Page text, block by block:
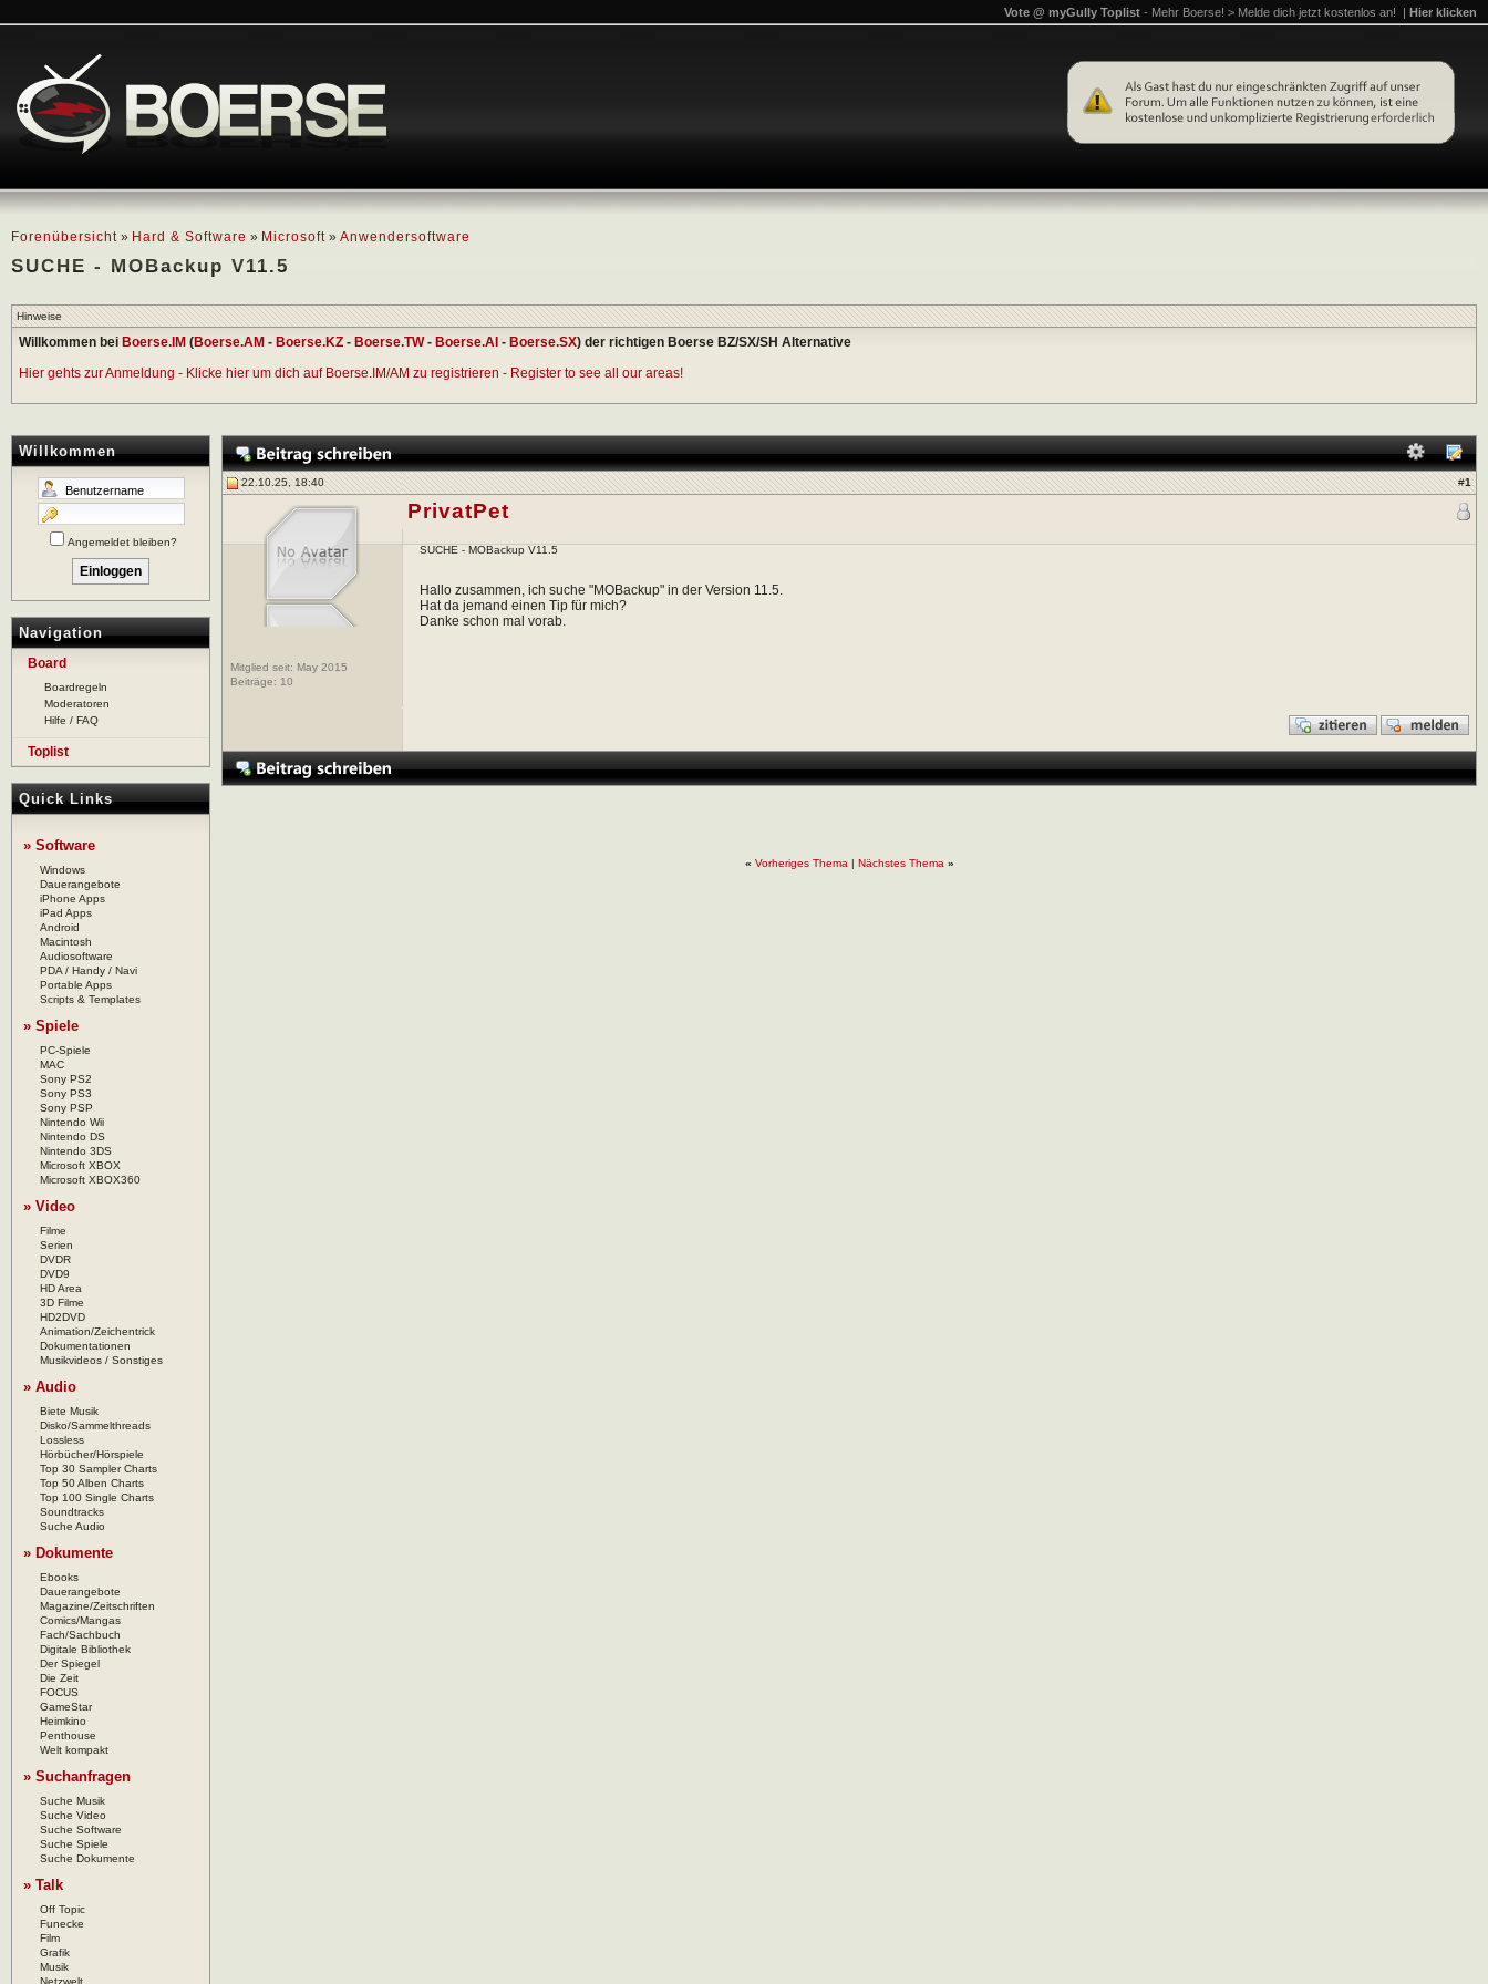
Forenübersicht » Hard & Software » Microsoft » Anwendersoftware
SUCHE - MOBackup V11.5
Vote @ myGully Toplist - Mehr Boerse! > Melde dich jetzt kostenlos an! | Hier klicken
Hinweise
Willkommen bei Boerse.IM (Boerse.AM - Boerse.KZ - Boerse.TW- Boerse.AI - Boerse.SX) der richtigen Boerse BZ/SX/SH Alternative
Hier gehts zur Anmeldung - Klicke hier um dich auf Boerse.IM/AM zu registrieren - Register to see all our areas!
Willkommen
Angemeldet bleiben?
Navigation
Board
Boardregeln
Moderatoren
Hilfe / FAQ
Toplist
Quick Links
» Software
Windows
Dauerangebote
iPhone Apps
iPad Apps
Android
Macintosh
Audiosoftware
PDA / Handy / Navi
Portable Apps
Scripts & Templates
» Spiele
PC-Spiele
MAC
Sony PS2
Sony PS3
Sony PSP
Nintendo Wii
Nintendo DS
Nintendo 3DS
Microsoft XBOX
Microsoft XBOX360
» Video
Filme
Serien
DVDR
DVD9
HD Area
3D Filme
HD2DVD
Animation/Zeichentrick
Dokumentationen
Musikvideos / Sonstiges
» Audio
Biete Musik
Disko/Sammelthreads
Lossless
Hörbücher/Hörspiele
Top 30 Sampler Charts
Top 50 Alben Charts
Top 100 Single Charts
Soundtracks
Suche Audio
» Dokumente
Ebooks
Dauerangebote
Magazine/Zeitschriften
Comics/Mangas
Fach/Sachbuch
Digitale Bibliothek
Der Spiegel
Die Zeit
FOCUS
GameStar
Heimkino
Penthouse
Welt kompakt
» Suchanfragen
Suche Musik
Suche Video
Suche Software
Suche Spiele
Suche Dokumente
» Talk
Off Topic
Funecke
Film
Grafik
Musik
22.10.25, 18:40 #1
Mitglied seit: May 2015
Beiträge: 10
PrivatPet
SUCHE - MOBackup V11.5
Hallo zusammen, ich suche "MOBackup" in der Version 11.5.
Hat da jemand einen Tip für mich?
Danke schon mal vorab.
« Vorheriges Thema| Nächstes Thema »